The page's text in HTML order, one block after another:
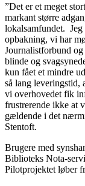
”Det er et meget
markant større
lokalsamfundet. Jeg
opbakning, vi har
Journalistforbund
blinde og
kun fået et mindre
så lang leveringstid,
vi overhovedet fik
frustrerende ikke at
gældende i det
Stentoft.
Brugere med
Biblioteks Nota-
Pilotprojektet løber